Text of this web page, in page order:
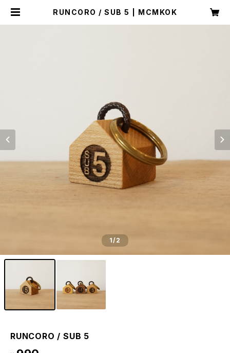
RUNCORO / SUB 5 | MCMKOK
1/2
RUNCORO / SUB 5